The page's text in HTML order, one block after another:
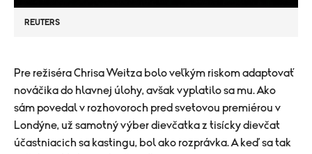
REUTERS
Pre režiséra Chrisa Weitza bolo veľkým riskom adaptovať
nováčika do hlavnej úlohy, avšak vyplatilo sa mu. Ako
sám povedal v rozhovoroch pred svetovou premiérou v
Londýne, už samotný výber dievčatka z tisícky dievčat
účastniacich sa kastingu, bol ako rozprávka. A keď sa tak